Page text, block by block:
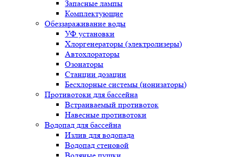
Запасные лампы
Комплектующие
Обеззараживание воды
УФ установки
Хлоргенераторы (электролизеры)
Автохлораторы
Озонаторы
Станции дозации
Бесхлорные системы (ионизаторы)
Противотоки для бассейна
Встраиваемый противоток
Навесные противотоки
Водопад для бассейна
Излив для водопада
Водопад стеновой